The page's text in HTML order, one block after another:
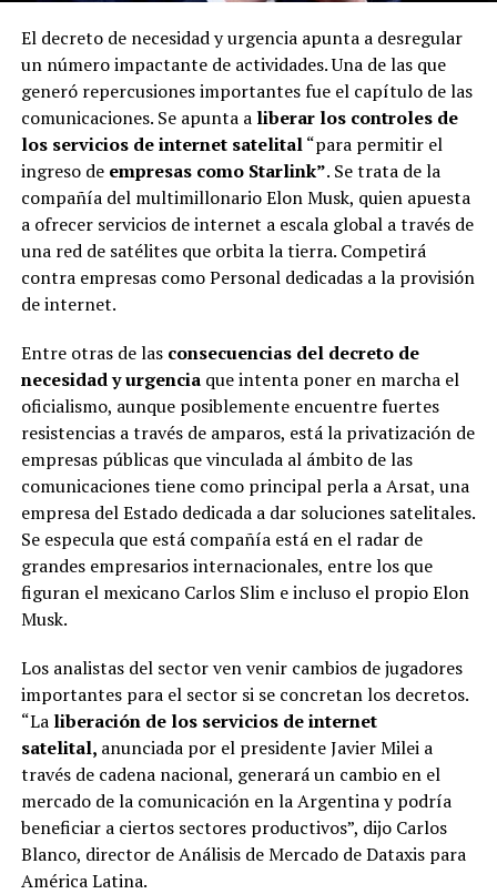
El decreto de necesidad y urgencia apunta a desregular
un número impactante de actividades. Una de las que
generó repercusiones importantes fue el capítulo de las
comunicaciones. Se apunta a liberar los controles de
los servicios de internet satelital“para permitir el
ingreso de empresas como Starlink”. Se trata de la
compañía del multimillonario Elon Musk, quien apuesta
a ofrecer servicios de internet a escala global a través de
una red de satélites que orbita la tierra. Competirá
contra empresas como Personal dedicadas a la provisión
de internet.
Entre otras de lasconsecuencias del decreto de
necesidad y urgencia que intenta poner en marcha el
oficialismo, aunque posiblemente encuentre fuertes
resistencias a través de amparos, está la privatización de
empresas públicas que vinculada al ámbito de las
comunicaciones tiene como principal perla a Arsat, una
empresa del Estado dedicada a dar soluciones satelitales.
Se especula que está compañía está en el radar de
grandes empresarios internacionales, entre los que
figuran el mexicano Carlos Slim e incluso el propio Elon
Musk.
Los analistas del sector ven venir cambios de jugadores
importantes para el sector si se concretan los decretos.
“Laliberación de los servicios de internet
satelital, anunciada por el presidente Javier Milei a
través de cadena nacional, generará un cambio en el
mercado de la comunicación en la Argentina y podría
beneficiar a ciertos sectores productivos”, dijo Carlos
Blanco, director de Análisis de Mercado de Dataxis para
América Latina.